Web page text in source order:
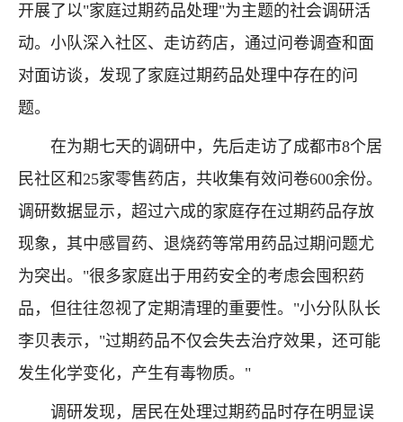
开展了以"家庭过期药品处理"为主题的社会调研活
动。小队深入社区、走访药店，通过问卷调查和面
对面访谈，发现了家庭过期药品处理中存在的问
题。
在为期七天的调研中，先后走访了成都市8个居
民社区和25家零售药店，共收集有效问卷600余份。
调研数据显示，超过六成的家庭存在过期药品存放
现象，其中感冒药、退烧药等常用药品过期问题尤
为突出。"很多家庭出于用药安全的考虑会囤积药
品，但往往忽视了定期清理的重要性。"小分队队长
李贝表示，"过期药品不仅会失去治疗效果，还可能
发生化学变化，产生有毒物质。"
调研发现，居民在处理过期药品时存在明显误